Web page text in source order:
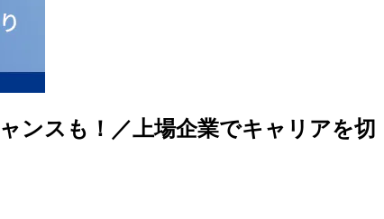
ンスも！／上場企業でキャリアを切